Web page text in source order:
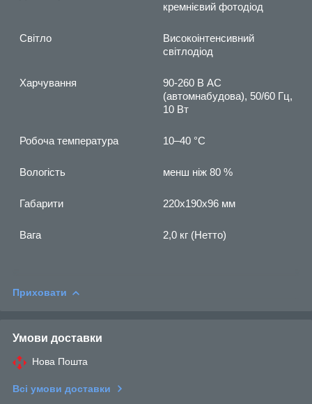
кремнієвий фотодіод
Світло
Високоінтенсивний
світлодіод
Харчування
90-260 В AC
(автомнабудова), 50/60 Гц,
10 Вт
Робоча температура 10–40 °С
Вологість менш ніж 80 %
Габарити 220x190x96 мм
Вага 2,0 кг (Нетто)
Приховати
Умови доставки
Нова Пошта
Всі умови доставки